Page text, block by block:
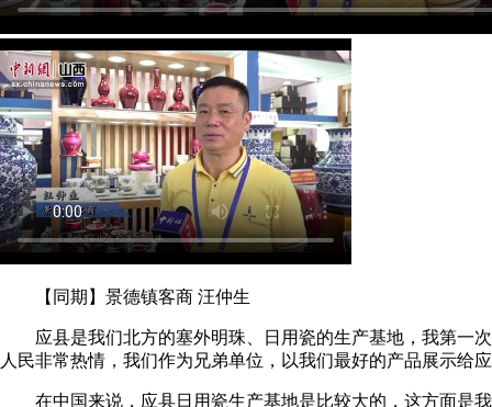
【同期】景德镇客商 汪仲生
应县是我们北方的塞外明珠、日用瓷的生产基地，我第一
人民非常热情，我们作为兄弟单位，以我们最好的产品展示给
在中国来说，应县日用瓷生产基地是比较大的，这方面是